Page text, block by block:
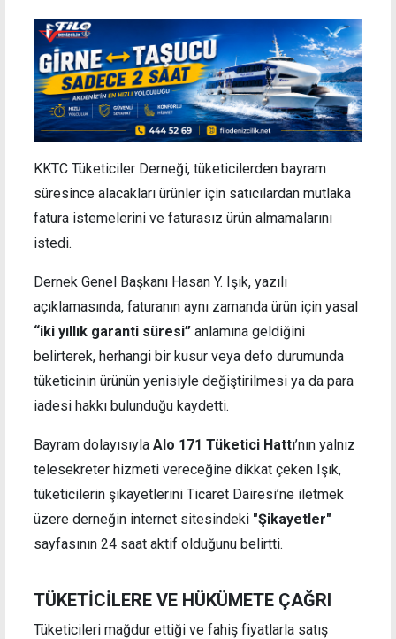
KKTC Tüketiciler Derneği, tüketicilerden bayram
süresince alacakları ürünler için satıcılardan mutlaka
fatura istemelerini ve faturasız ürün almamalarını
istedi.
Dernek Genel Başkanı Hasan Y. Işık, yazılı
açıklamasında, faturanın aynı zamanda ürün için yasal
“iki yıllık garanti süresi” anlamına geldiğini
belirterek, herhangi bir kusur veya defo durumunda
tüketicinin ürünün yenisiyle değiştirilmesi ya da para
iadesi hakkı bulunduğu kaydetti.
Bayram dolayısıyla Alo 171 Tüketici Hattı’nın yalnız
telesekreter hizmeti vereceğine dikkat çeken Işık,
tüketicilerin şikayetlerini Ticaret Dairesi’ne iletmek
üzere derneğin internet sitesindeki "Şikayetler"
sayfasının 24 saat aktif olduğunu belirtti.
TÜKETİCİLERE VE HÜKÜMETE ÇAĞRI
Tüketicileri mağdur ettiği ve fahiş fiyatlarla satış